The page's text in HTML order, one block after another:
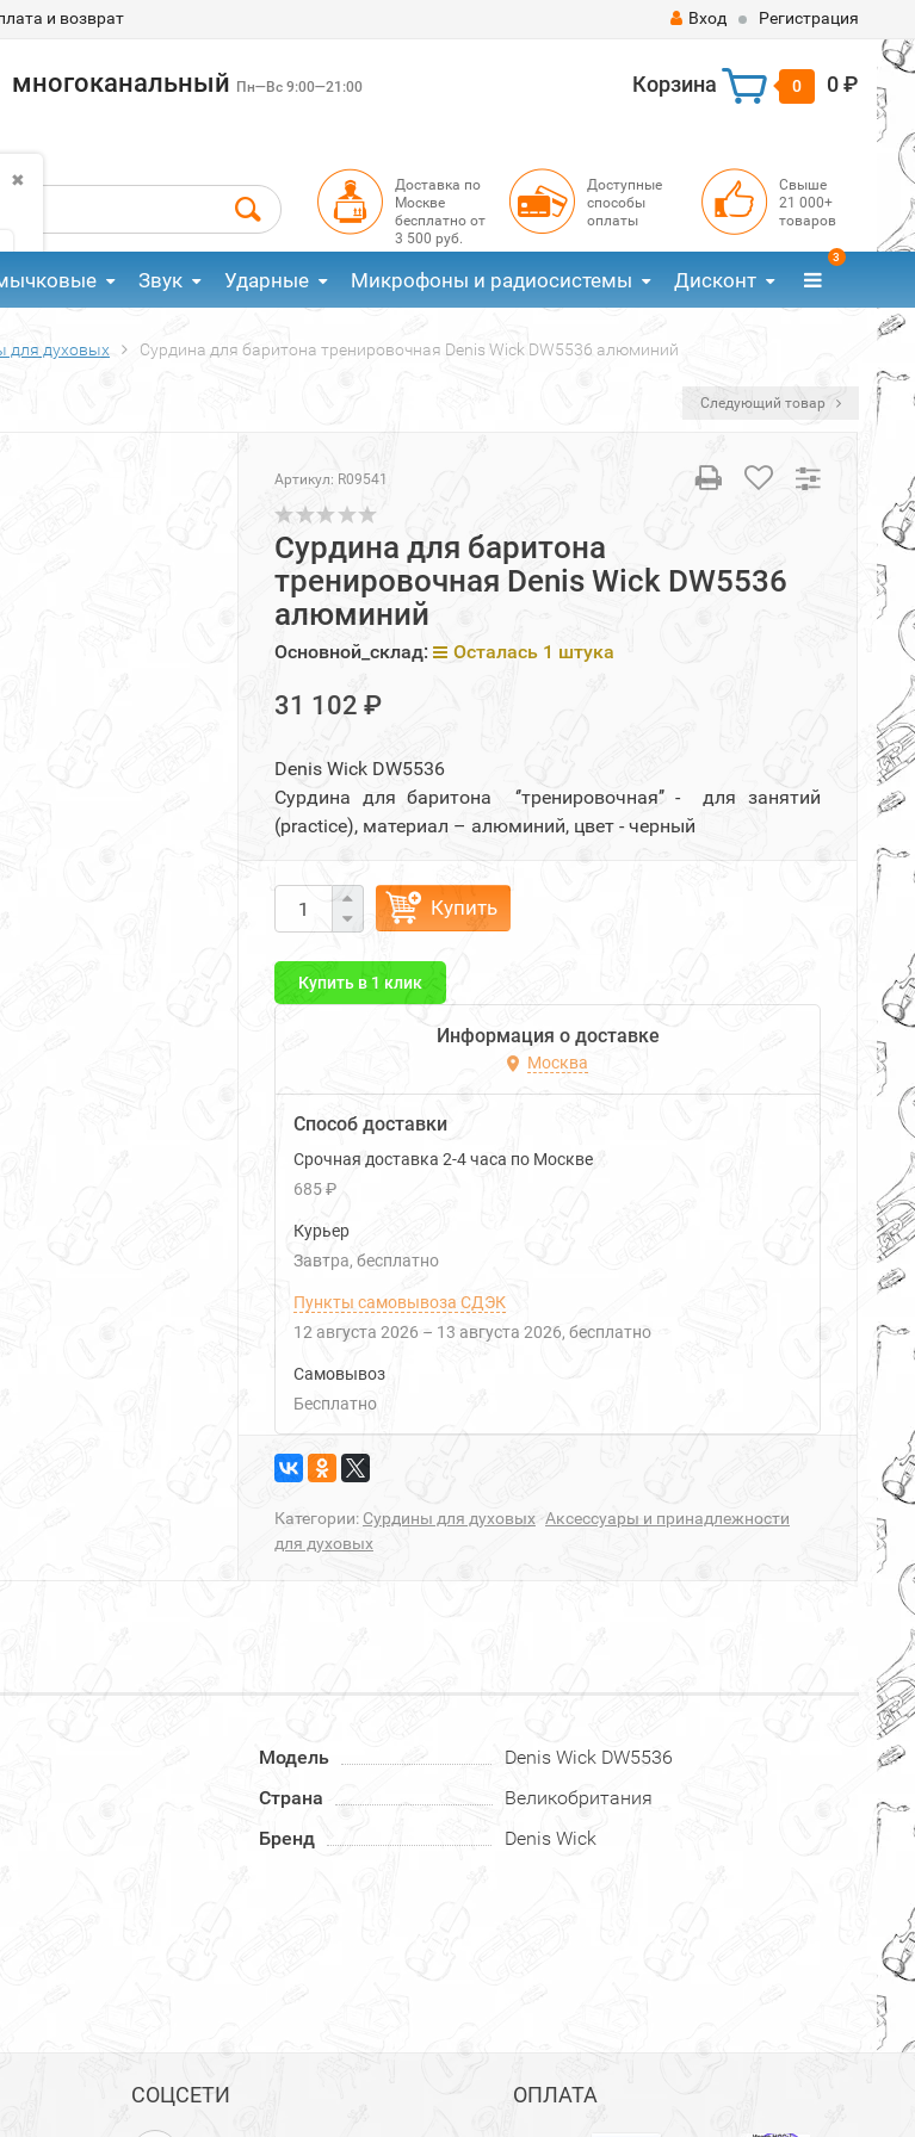
и возврат Вход Регистрация
многоканальный Пн—Вс 9:00—21:00
✖
Корзина 0 0 ₽
Доставка по
Москве
бесплатно от
3 500 руб.
Доступные
способы
оплаты
Свыше
21 000+
товаров
Звук Ударные Микрофоны и радиосистемы Дисконт
3
для духовых Сурдина для баритона тренировочная Denis Wick DW5536 алюминий
Следующий товар
Артикул: R09541
Сурдина для баритона
тренировочная Denis Wick DW5536
алюминий
Основной_склад: Осталась 1 штука
31 102 ₽
Denis Wick DW5536
Сурдина для баритона ‘’тренировочная’’ - для занятий
(practice), материал – алюминий, цвет - черный
Купить
Купить в 1 клик
Информация о доставке
Москва
Способ доставки
Срочная доставка 2-4 часа по Москве
685 ₽
Курьер
Завтра
Бесплатно
Пункты самовывоза СДЭК
12 августа 2026 – 13 августа 2026 Бесплатно
Самовывоз
Бесплатно
Категории: Сурдины для духовых Аксессуары и принадлежности
для духовых
Модель
Denis Wick DW5536
Страна
Великобритания
Бренд
Denis Wick
СОЦСЕТИ ОПЛАТА